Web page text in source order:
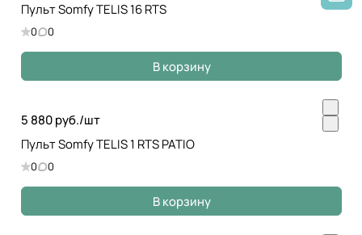
Пульт Somfy TELIS 16 RTS
0 0
В корзину
5 880 руб./шт
Пульт Somfy TELIS 1 RTS PATIO
0 0
В корзину